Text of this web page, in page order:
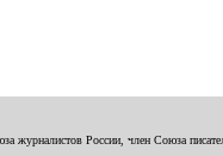
России, член Союза